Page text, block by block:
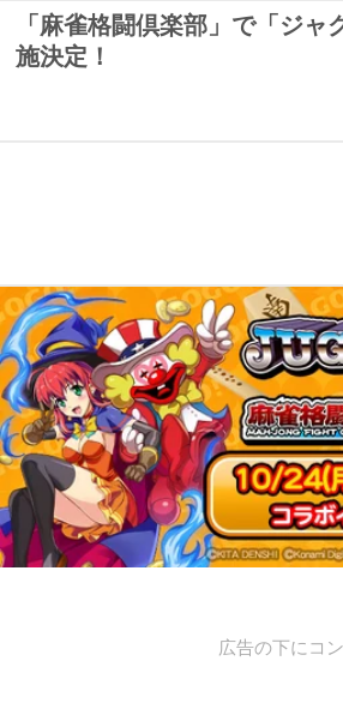
「麻雀格闘倶楽部」で「ジャ
施決定！
広告の下にコ